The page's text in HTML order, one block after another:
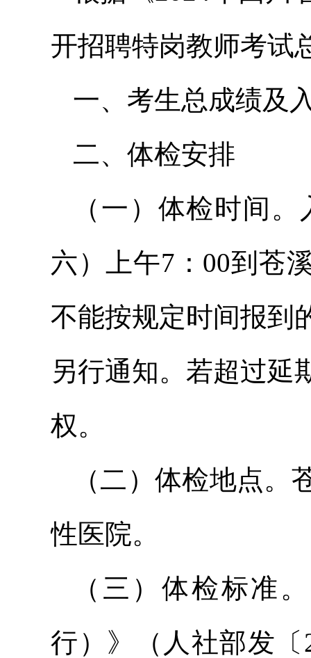
开招聘特岗教师考试
一、考生总成绩及
二、体检安排
（一）体检时间
六）上午7：00到苍
不能按规定时间报到
另行通知。若超过延
权。
（二）体检地点
性医院。
（三）体检标准
行）》（人社部发